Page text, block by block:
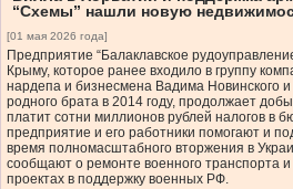
“Схемы” нашли новую
[01 мая 2026 года]
Предприятие “Балаклавское
Крыму, которое ранее входило в группу
нардепа и бизнесмена Вадима Новинского
родного брата в 2014 году, продолжает
платит сотни миллионов рублей налогов в
предприятие и его работники помогают и
время полномасштабного вторжения в
сообщают о ремонте военного транспорта и
проектах в поддержку военных РФ.